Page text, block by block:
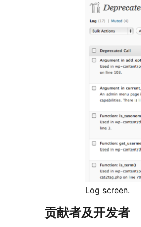
Log screen.
贡献者及开发者